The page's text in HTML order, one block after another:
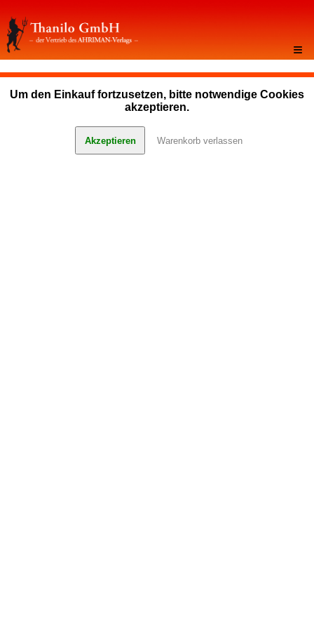
≡
Um den Einkauf fortzusetzen, bitte notwendige Cookies
akzeptieren.
Akzeptieren Warenkorb verlassen